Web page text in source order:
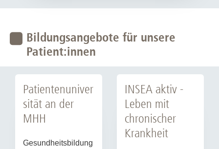
Bildungsangebote für unsere
Patient:innen
Patientenuniver
sität an der
MHH
Gesundheitsbildung
INSEA aktiv -
Leben mit
chronischer
Krankheit